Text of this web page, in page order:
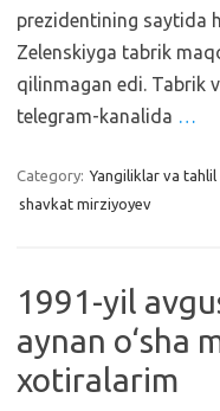
prezidentining saytida
Zelenskiyga tabrik
qilinmagan edi. Tabrik
telegram-kanalida …
Category: Yangiliklar va tahlil
shavkat mirziyoyev
1991-yil
aynan o‘sha
xotiralarim